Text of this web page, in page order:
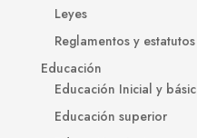
Leyes
Reglamentos y estatutos
Educación
Educación Inicial y
Educación superior